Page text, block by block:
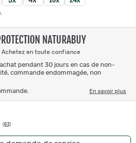
NATURABUY
Achetez en toute confiance
pendant 30 jours en cas de non-
commande endommagée, non
En savoir plus
(83)